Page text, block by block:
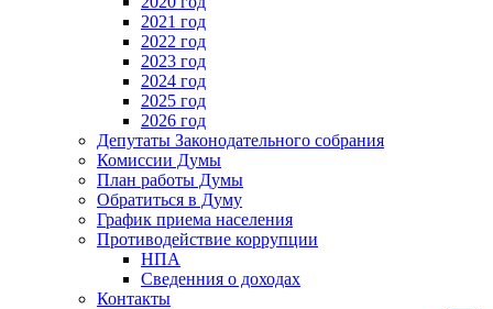
2021 год
2022 год
2023 год
2024 год
2025 год
2026 год
Депутаты Законодательного собрания
Комиссии Думы
План работы Думы
Обратиться в Думу
График приема населения
Противодействие коррупции
НПА
Сведенния о доходах
Контакты